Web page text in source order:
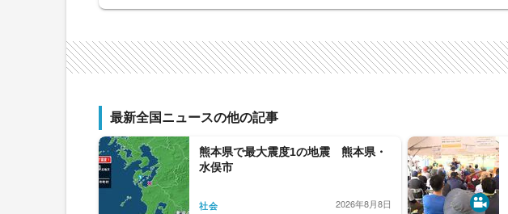
最新全国ニュースの他の記事
熊本県で最大震度1の地震 熊本県・
水俣市
社会 2026年8月8日